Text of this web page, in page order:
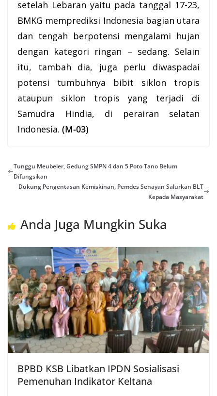
setelah Lebaran yaitu pada tanggal 17-23,
BMKG memprediksi Indonesia bagian utara
dan tengah berpotensi mengalami hujan
dengan kategori ringan – sedang. Selain
itu, tambah dia, juga perlu diwaspadai
potensi tumbuhnya bibit siklon tropis
ataupun siklon tropis yang terjadi di
Samudra Hindia, di perairan selatan
Indonesia. (M-03)
Tunggu Meubeler, Gedung SMPN 4 dan 5 Poto Tano Belum
Difungsikan
Dukung Pengentasan Kemiskinan, Pemdes Senayan Salurkan BLT
Kepada Masyarakat
Anda Juga Mungkin Suka
BPBD KSB Libatkan IPDN Sosialisasi
Pemenuhan Indikator Keltana